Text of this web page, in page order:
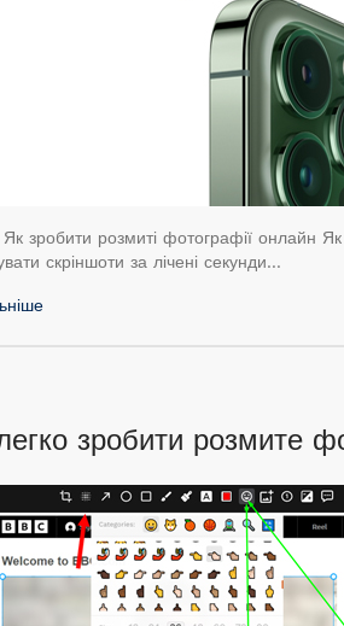
Як зробити розмиті фотографії онлайн
скріншоти за лічені секунди…
зробити розмите